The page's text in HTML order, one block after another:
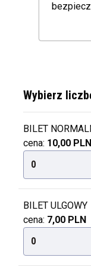
Wybierz
BILET
cena: 10,00 PLN
0
BILET ULGOWY
cena: 7,00 PLN
0